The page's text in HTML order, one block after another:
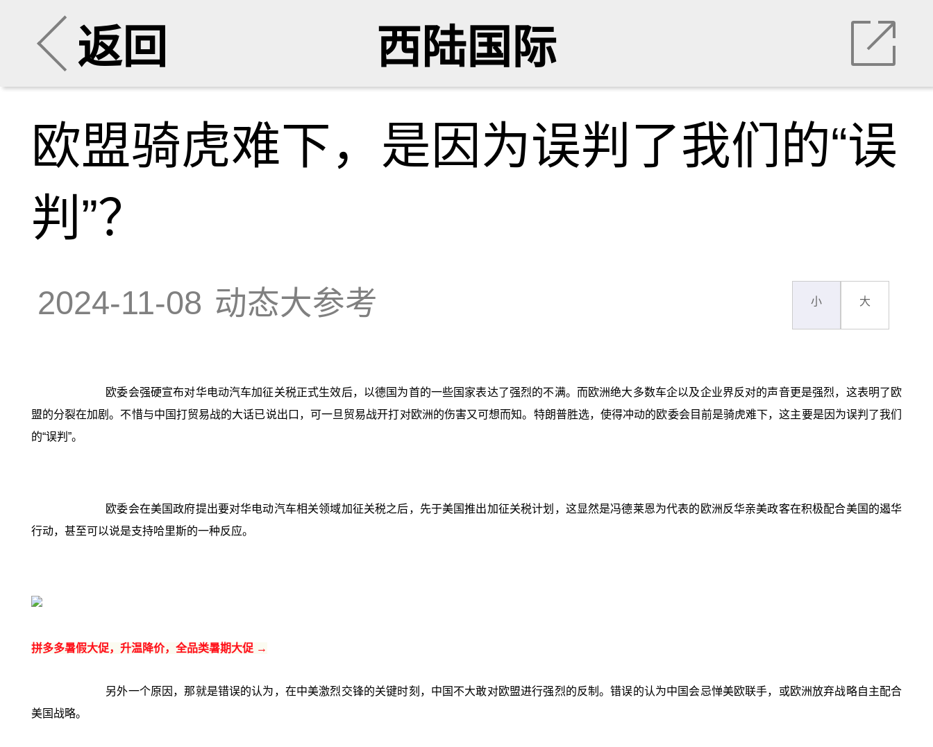
返回 西陆国际
欧盟骑虎难下，是因为误判了我们的“误
判”？
2024-11-08 动态大参考 小 大
欧委会强硬宣布对华电动汽车加征关税正式生效后，以德国为首的一些国家表达了强烈的不满。而欧洲绝大多数车企以及企业界反对的声音更是强烈，这表明了欧
盟的分裂在加剧。不惜与中国打贸易战的大话已说出口，可一旦贸易战开打对欧洲的伤害又可想而知。特朗普胜选，使得冲动的欧委会目前是骑虎难下，这主要是因为误判了我们
的“误判”。
欧委会在美国政府提出要对华电动汽车相关领域加征关税之后，先于美国推出加征关税计划，这显然是冯德莱恩为代表的欧洲反华亲美政客在积极配合美国的遏华
行动，甚至可以说是支持哈里斯的一种反应。
拼多多暑假大促，升温降价，全品类暑期大促 →
另外一个原因，那就是错误的认为，在中美激烈交锋的关键时刻，中国不大敢对欧盟进行强烈的反制。错误的认为中国会忌惮美欧联手，或欧洲放弃战略自主配合
美国战略。